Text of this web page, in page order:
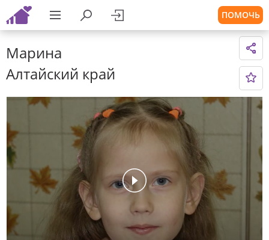
ПОМОЧЬ
Марина
Алтайский край